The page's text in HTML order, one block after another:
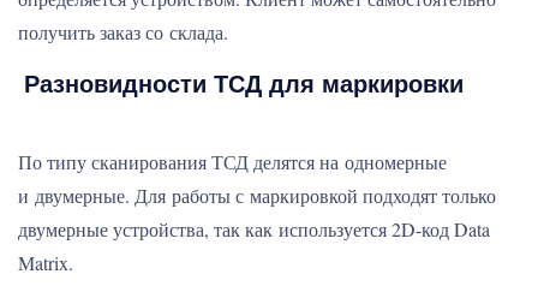
получить заказ со склада.
Разновидности ТСД для маркировки
По типу сканирования ТСД делятся на одномерные
и двумерные. Для работы с маркировкой подходят только
двумерные устройства, так как используется 2D-код Data
Matrix.